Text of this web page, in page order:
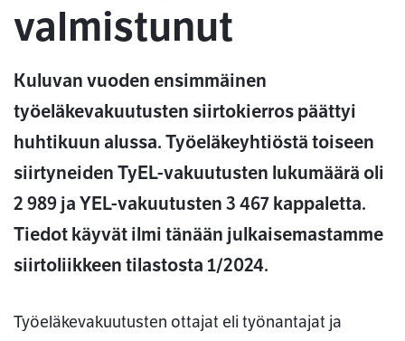
valmistunut
Kuluvan vuoden ensimmäinen
työeläkevakuutusten siirtokierros päättyi
huhtikuun alussa. Työeläkeyhtiöstä toiseen
siirtyneiden TyEL-vakuutusten lukumäärä oli
2 989 ja YEL-vakuutusten 3 467 kappaletta.
Tiedot käyvät ilmi tänään julkaisemastamme
siirtoliikkeen tilastosta 1/2024.
Työeläkevakuutusten ottajat eli työnantajat ja